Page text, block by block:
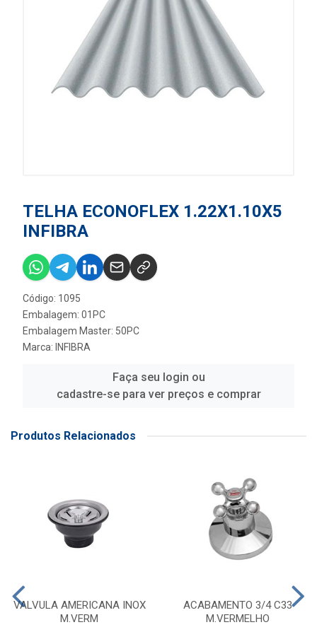
TELHA ECONOFLEX 1.22X1.10X5
INFIBRA
Código: 1095
Embalagem: 01PC
Embalagem Master: 50PC
Marca: INFIBRA
Faça seu login ou
cadastre-se para ver preços e comprar
Produtos Relacionados
VALVULA AMERICANA INOX
M.VERM
ACABAMENTO 3/4 C33
M.VERMELHO